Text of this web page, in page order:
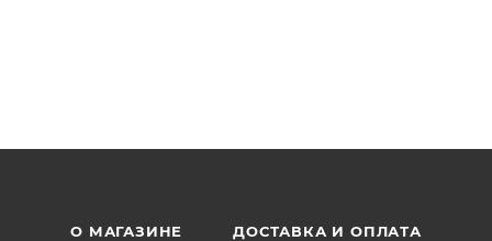
О МАГАЗИНЕ ДОСТАВКА И ОПЛАТА